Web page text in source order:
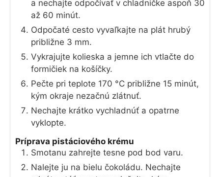
a nechajte odpočívať v chladničke aspoň 30
až 60 minút.
Odpočaté cesto vyvaľkajte na plát hrubý
približne 3 mm.
Vykrajujte kolieska a jemne ich vtlačte do
formičiek na košíčky.
Pečte pri teplote 170 °C približne 15 minút,
kým okraje nezačnú zlátnuť.
Nechajte krátko vychladnúť a opatrne
vyklopte.
Príprava pistáciového krému
Smotanu zahrejte tesne pod bod varu.
Nalejte ju na bielu čokoládu. Nechajte